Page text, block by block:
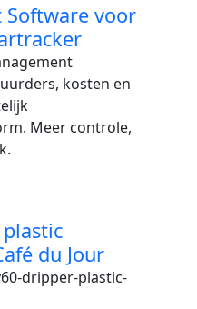
Software voor
kosten en
Meer controle,
du Jour
dripper-plastic-